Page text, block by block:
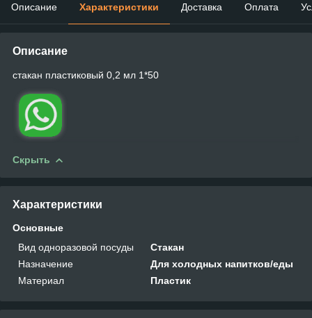
Описание Характеристики Доставка Оплата
Описание
стакан пластиковый 0,2 мл 1*50
Скрыть
Характеристики
Основные
Вид одноразовой посуды
Стакан
Назначение
Для холодных напитков/еды
Материал
Пластик